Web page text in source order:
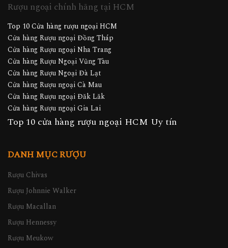
Rượu ngoại chính hãng tại HCM
Top 10 Cửa hàng rượu ngoại HCM
Cửa hàng Rượu ngoại Đồng Tháp
Cửa hàng Rượu ngoại Nha Trang
Cửa hàng Rượu Ngoại Vũng Tàu
Cửa hàng Rượu Ngoại Đà Lạt
Cửa hàng Rượu ngoại Cà Mau
Cửa hàng Rượu ngoại Đăk Lăk
Cửa hàng Rượu ngoại Gia Lai
Top 10 cửa hàng rượu ngoại HCM Uy tín
DANH MỤC RƯỢU
Rượu Chivas
Rượu Johnnie Walker
Rượu Macallan
Rượu Hennessy
Rượu Meukow